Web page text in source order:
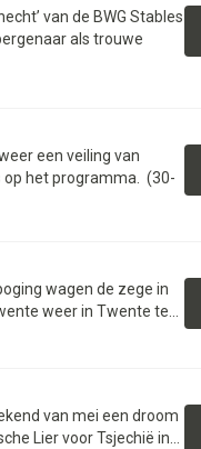
van de BWG Stables
als trouwe
een veiling van
op het programma. (30-
wagen de zege in
weer in Twente te...
van mei een droom
Lier voor Tsjechië in...